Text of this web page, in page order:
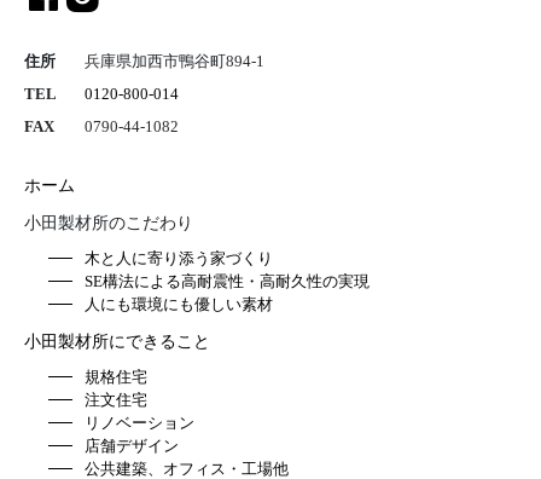
住所
兵庫県加西市鴨谷町894-1
TEL
0120-800-014
FAX
0790-44-1082
ホーム
小田製材所のこだわり
木と人に寄り添う家づくり
SE構法による高耐震性・高耐久性の実現
人にも環境にも優しい素材
小田製材所にできること
規格住宅
注文住宅
リノベーション
店舗デザイン
公共建築、オフィス・工場他